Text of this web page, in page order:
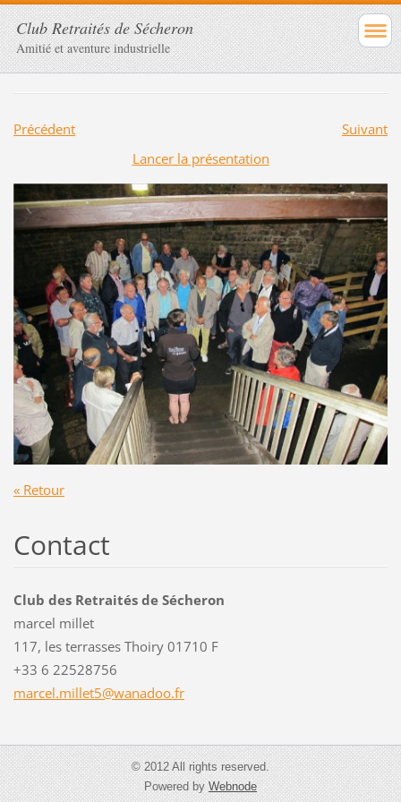
Club Retraités de Sécheron
Amitié et aventure industrielle
Précédent
Suivant
Lancer la présentation
« Retour
Contact
Club des Retraités de Sécheron
marcel millet
117, les terrasses Thoiry 01710 F
+33 6 22528756
marcel.millet5@wanadoo.fr
© 2012 All rights reserved.
Powered byWebnode